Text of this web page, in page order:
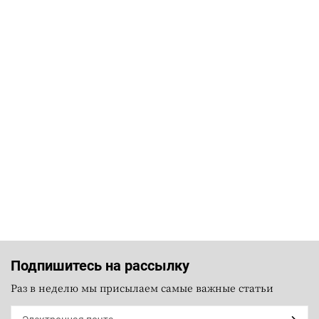
Подпишитесь на рассылку
Раз в неделю мы присылаем самые важные статьи